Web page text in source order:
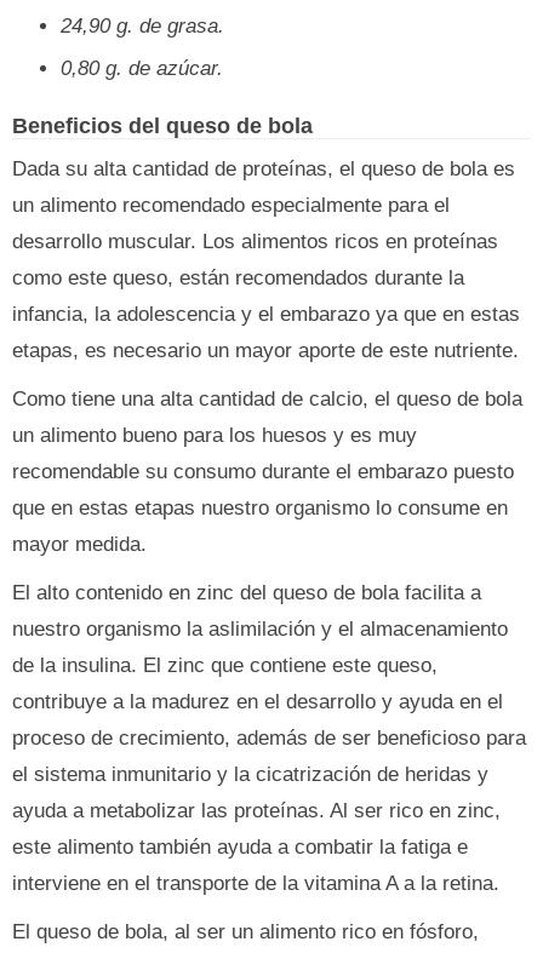
24,90 g. de grasa.
0,80 g. de azúcar.
Beneficios del queso de bola
Dada su alta cantidad de proteínas, el queso de bola es
un alimento recomendado especialmente para el
desarrollo muscular. Los alimentos ricos en proteínas
como este queso, están recomendados durante la
infancia, la adolescencia y el embarazo ya que en estas
etapas, es necesario un mayor aporte de este nutriente.
Como tiene una alta cantidad de calcio, el queso de bola
un alimento bueno para los huesos y es muy
recomendable su consumo durante el embarazo puesto
que en estas etapas nuestro organismo lo consume en
mayor medida.
El alto contenido en zinc del queso de bola facilita a
nuestro organismo la aslimilación y el almacenamiento
de la insulina. El zinc que contiene este queso,
contribuye a la madurez en el desarrollo y ayuda en el
proceso de crecimiento, además de ser beneficioso para
el sistema inmunitario y la cicatrización de heridas y
ayuda a metabolizar las proteínas. Al ser rico en zinc,
este alimento también ayuda a combatir la fatiga e
interviene en el transporte de la vitamina A a la retina.
El queso de bola, al ser un alimento rico en fósforo,